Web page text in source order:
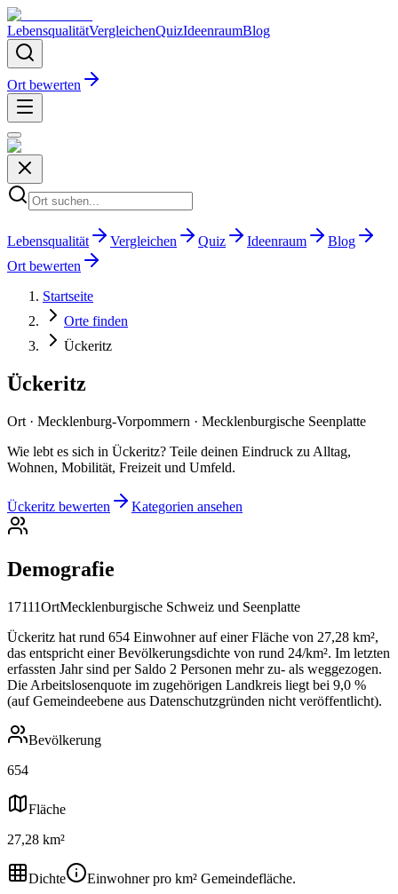
LebensqualitätVergleichenQuizIdeenraumBlog
Ort bewerten
Lebensqualität Vergleichen Quiz Ideenraum
Blog
Ort bewerten
Startseite
Orte finden
Ückeritz
Ückeritz
Ort · Mecklenburg-Vorpommern · Mecklenburgische Seenplatte
Wie lebt es sich in Ückeritz? Teile deinen Eindruck zu Alltag,
Wohnen, Mobilität, Freizeit und Umfeld.
Ückeritz bewerten Kategorien ansehen
Demografie
17111OrtMecklenburgische Schweiz und Seenplatte
Ückeritz hat rund 654 Einwohner auf einer Fläche von 27,28 km²,
das entspricht einer Bevölkerungsdichte von rund 24/km². Im letzten
erfassten Jahr sind per Saldo 2 Personen mehr zu- als weggezogen.
Die Arbeitslosenquote im zugehörigen Landkreis liegt bei 9,0 %
(auf Gemeindeebene aus Datenschutzgründen nicht veröffentlicht).
Bevölkerung
654
Fläche
27,28 km²
Dichte
Einwohner pro km² Gemeindefläche.